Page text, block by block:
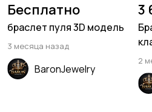
Бесплатно
браслет пуля 3D модель
3 месяца назад
BaronJewelry
3
2